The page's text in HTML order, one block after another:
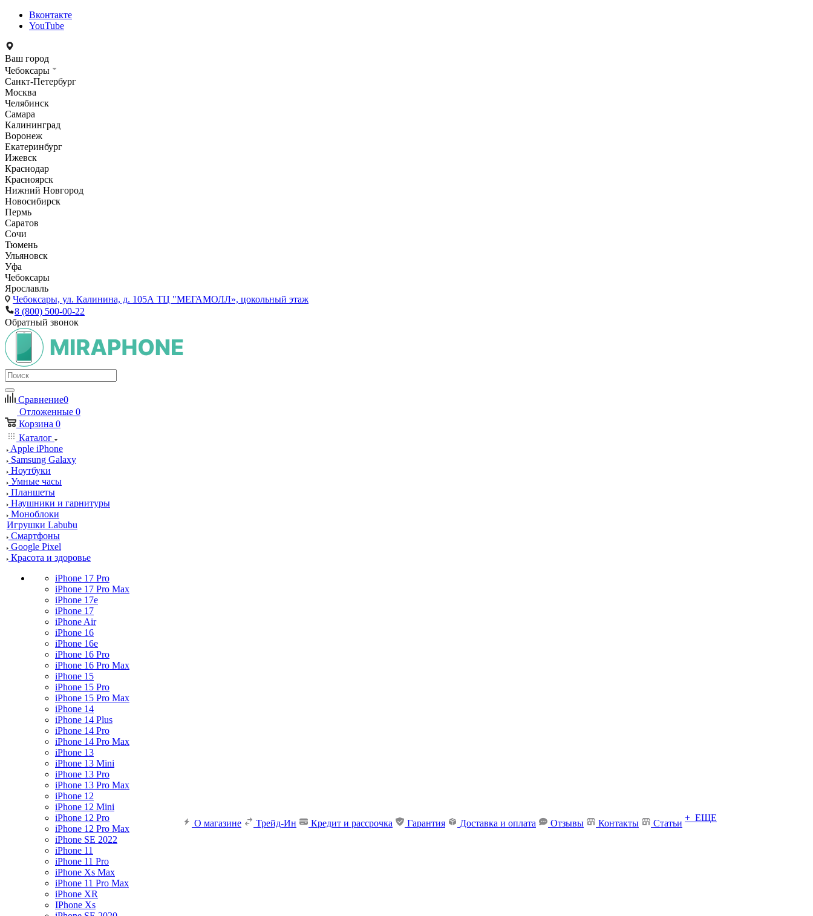
Вконтакте
YouTube
Ваш город
Чебоксары
Санкт-Петербург
Москва
Челябинск
Самара
Калининград
Воронеж
Екатеринбург
Ижевск
Краснодар
Красноярск
Нижний Новгород
Новосибирск
Пермь
Саратов
Сочи
Тюмень
Ульяновск
Уфа
Чебоксары
Ярославль
Чебоксары, ул. Калинина, д. 105А ТЦ "МЕГАМОЛЛ», цокольный этаж
8 (800) 500-00-22
Обратный звонок
Сравнение0
Отложенные 0
Корзина 0
Каталог
Apple iPhone
Samsung Galaxy
Ноутбуки
Умные часы
Планшеты
Наушники и гарнитуры
Моноблоки
Игрушки Labubu
Смартфоны
Google Pixel
Красота и здоровье
iPhone 17 Pro
iPhone 17 Pro Max
iPhone 17e
iPhone 17
iPhone Air
iPhone 16
iPhone 16e
iPhone 16 Pro
iPhone 16 Pro Max
iPhone 15
iPhone 15 Pro
iPhone 15 Pro Max
iPhone 14
iPhone 14 Plus
iPhone 14 Pro
iPhone 14 Pro Max
iPhone 13
iPhone 13 Mini
iPhone 13 Pro
iPhone 13 Pro Max
iPhone 12
iPhone 12 Mini
iPhone 12 Pro
iPhone 12 Pro Max
iPhone SE 2022
iPhone 11
iPhone 11 Pro
iPhone Xs Max
iPhone 11 Pro Max
iPhone XR
IPhone Xs
О магазине Трейд-Ин Кредит и рассрочка Гарантия Доставка и оплата Отзывы Контакты Статьи
+ ЕЩЕ